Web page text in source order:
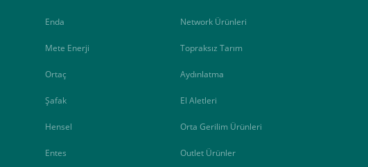
Enda
Mete Enerji
Ortaç
Şafak
Hensel
Entes
Network Ürünleri
Topraksız Tarım
Aydınlatma
El Aletleri
Orta Gerilim Ürünleri
Outlet Ürünler